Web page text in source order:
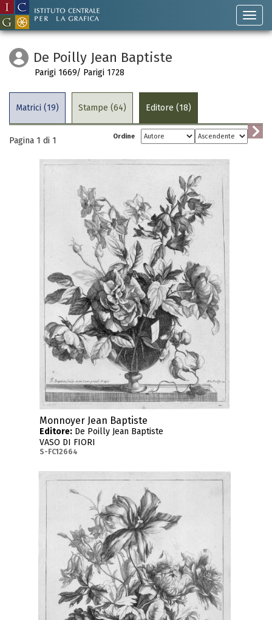
De Poilly Jean Baptiste
Parigi 1669/ Parigi 1728
Matrici (19) Stampe (64) Editore (18)
Pagina 1 di 1 Ordine
Monnoyer Jean Baptiste
Editore:De Poilly Jean Baptiste
VASO DI FIORI
S-FC12664